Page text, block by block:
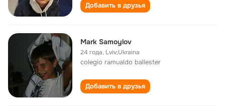
Добавить в друзья
Mark Samoylov
24 года, Lviv;Ukraina
colegio ramualdo ballester
Добавить в друзья